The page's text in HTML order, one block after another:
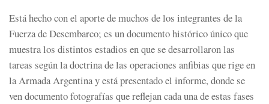
Está hecho con el aporte de muchos de los integrantes de la
Fuerza de Desembarco; es un documento histórico único que
muestra los distintos estadios en que se desarrollaron las
tareas según la doctrina de las operaciones anfibias que rige en
la Armada Argentina y está presentado el informe, donde se
ven documento fotografías que reflejan cada una de estas fases